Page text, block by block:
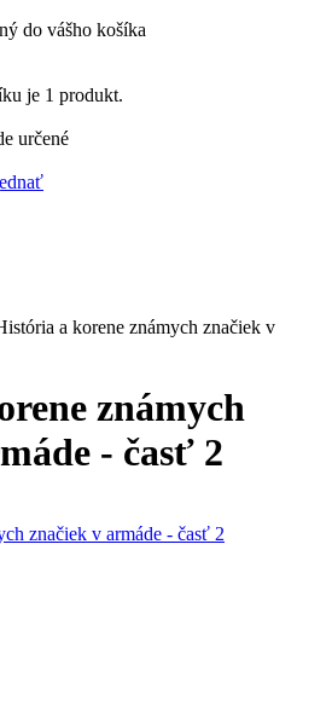
do vášho košíka
je 1 produkt.
určené
a korene známych značiek v
známych
- časť 2